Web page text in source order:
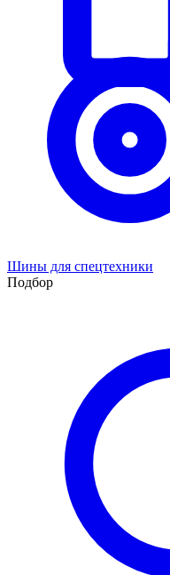
Шины для спецтехники
Подбор